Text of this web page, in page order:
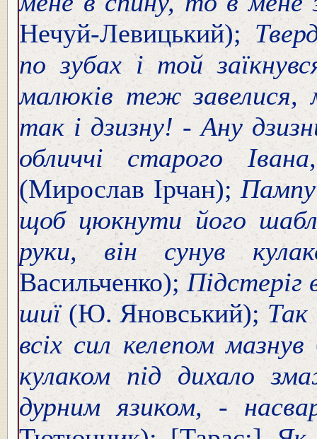
Нечуй-Левицький);
по зубах і той
малюків теж завелися,
так і дзизну! - Ану
обличчі старого
(Мирослав Ірчан);
щоб цюкнути його
руки, він сунув
Васильченко); Підстеріг
шиї (Ю. Яновський); Так
всіх сил келепом мазнув
кулаком під дихало
дурним язиком, -